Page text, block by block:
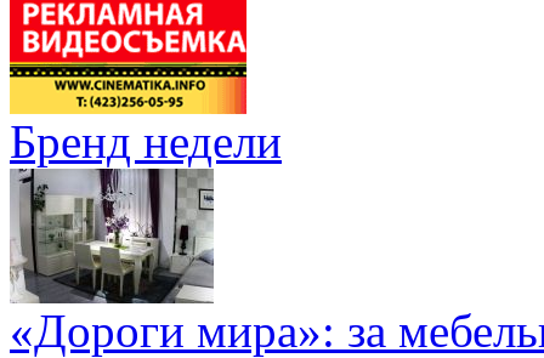
Бренд недели
«Дороги мира»: за